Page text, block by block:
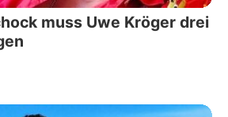
muss Uwe Kröger drei